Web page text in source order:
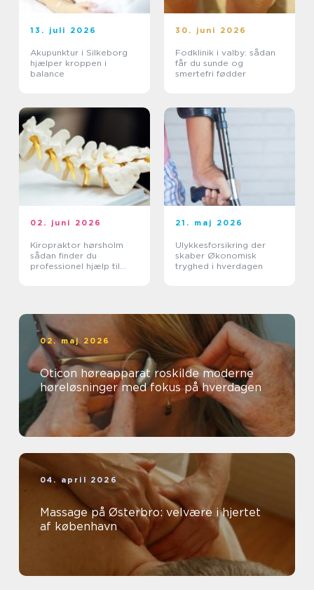
13. juli 2026
Akupunktur i Silkeborg
hjælper kroppen i
balance
30. juni 2026
Fodklinik i valby: sådan
får du sunde og
smertefri fødder
02. juni 2026
Kiropraktor hørsholm
sådan finder du
professionel hjælp til
21. maj 2026
Ulykkesforsikring der
skaber Økonomisk
tryghed i hverdagen
02. maj 2026
Oticon høreapparat roskilde moderne
høreløsninger med fokus på hverdagen
04. april 2026
Massage på Østerbro: velvære i hjertet
af københavn